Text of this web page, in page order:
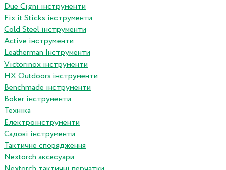
Due Cigni інструменти
Fix it Sticks інструменти
Сold Steel інструменти
Active інструменти
Leatherman Інструменти
Victorinox інструменти
HX Outdoors інструменти
Benchmade інструменти
Boker інструменти
Техніка
Електроінструменти
Садові інструменти
Тактичне спорядження
Nextorch аксесуари